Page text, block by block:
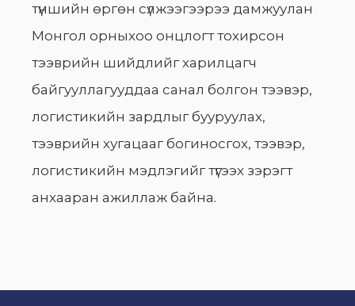
түншийн өргөн сүлжээгээрээ дамжуулан
Монгол орныхоо онцлогт тохирсон
тээврийн шийдлийг харилцагч
байгууллагууддаа санал болгон тээвэр,
логистикийн зардлыг бууруулах,
тээврийн хугацааг богиносгох, тээвэр,
логистикийн мэдлэгийг түгээх зэрэгт
анхааран ажиллаж байна.